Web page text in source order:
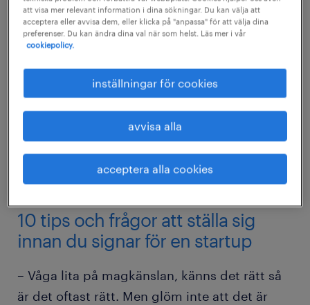
10 tips och frågor att ställa sig
innan du signar för en startup
– Våga lita på magkänslan, känns det rätt så
är det oftast rätt. Men glöm inte att det är
att visa mer relevant information i dina sökningar. Du kan välja att
acceptera eller avvisa dem, eller klicka på "anpassa" för att välja dina
preferenser. Du kan ändra dina val när som helst. Läs mer i vår
cookiepolicy.
inställningar för cookies
avvisa alla
acceptera alla cookies